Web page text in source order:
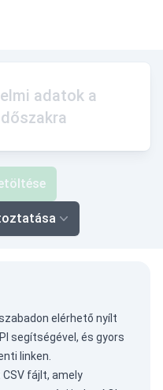
adatok a
elérhető nyílt
segítségével, és gyors
linken.
fájlt, amely